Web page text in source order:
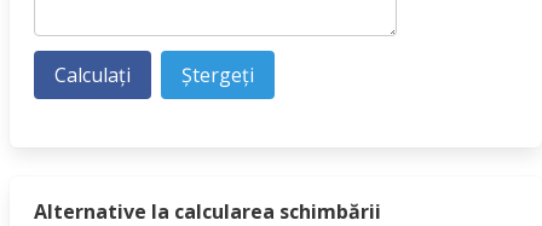
Alternative la calcularea schimbării